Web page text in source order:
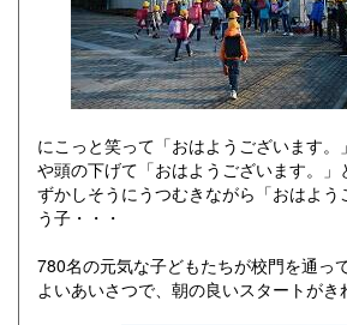
にこっと笑って「おはようございます
や頭の下げて「おはようございます。
ずかしそうにうつむきながら「おはよ
う子・・・
780名の元気な子どもたちが校門を通っ
よいあいさつで、朝の良いスタートがき